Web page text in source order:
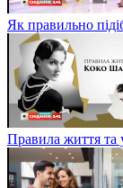
Як правильно
Правила життя та